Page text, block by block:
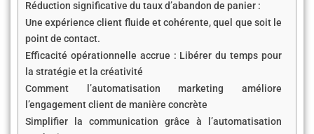
Réduction significative du taux d’abandon de panier :
Une expérience client fluide et cohérente, quel que soit le
point de contact.
Efficacité opérationnelle accrue : Libérer du temps pour
la stratégie et la créativité
Comment l’automatisation marketing améliore
l’engagement client de manière concrète
Simplifier la communication grâce à l’automatisation